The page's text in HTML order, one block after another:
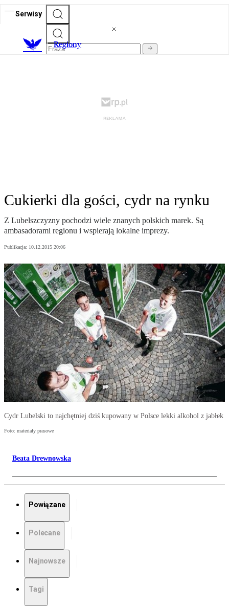
Serwisy
Regiony
Cukierki dla gości, cydr na rynku
Z Lubelszczyzny pochodzi wiele znanych polskich marek. Są
ambasadorami regionu i wspierają lokalne imprezy.
Publikacja: 10.12.2015 20:06
Cydr Lubelski to najchętniej dziś kupowany w Polsce lekki alkohol z jabłek
Foto: materiały prasowe
Beata Drewnowska
Powiązane
Polecane
Najnowsze
Tagi